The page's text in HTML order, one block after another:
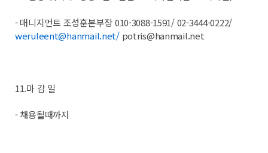
- 매니지먼트 조성훈본부장 010-3088-1591/ 02-3444-0222/
weruleent@hanmail.net/potris@hanmail.net
11.마 감 일
- 채용될때까지